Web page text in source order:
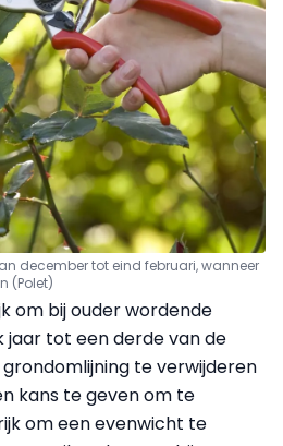
december tot eind februari, wanneer
(Polet)
om bij ouder wordende
jaar tot een derde van de
te verwijderen
kans te geven om te
om een evenwicht te